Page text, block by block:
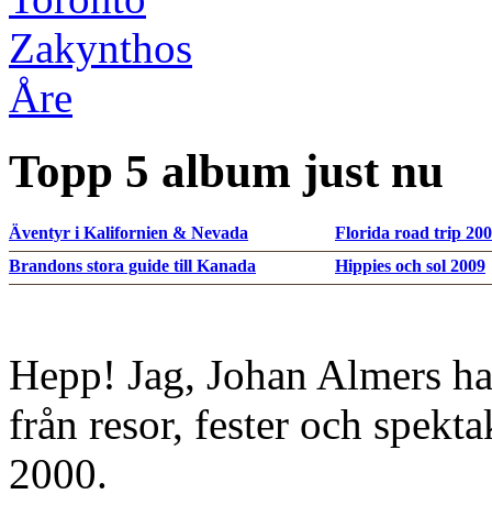
Zakynthos
Åre
Topp 5 album just nu
Äventyr i Kalifornien & Nevada
Florida road trip
Brandons stora guide till Kanada
Hippies och sol 2009
Hepp! Jag, Johan Almers
från resor, fester och
2000.